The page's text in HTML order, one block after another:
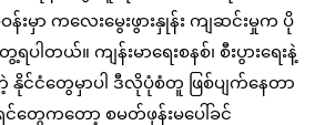
ဝန်းမှာ ကလေးမွေးဖွားနှုန်း ကျဆင်းမှုက ပို
ပါတယ်။ ကျန်းမာရေးစနစ်၊ စီးပွားရေးနဲ့
င်ငံတွေမှာပါ ဒီလိုပုံစံတူ ဖြစ်ပျက်နေတာ
င်တွေကတော့ စမတ်ဖုန်းမပေါ်ခင်